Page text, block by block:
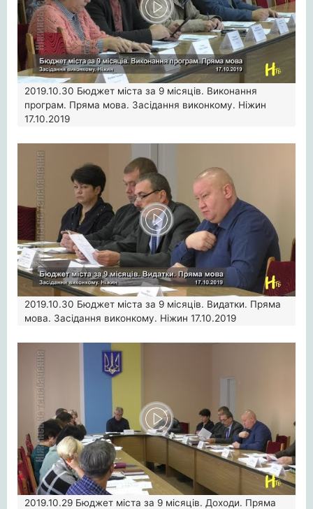
2019.10.30 Бюджет міста за 9 місяців. Виконання
програм. Пряма мова. Засідання виконкому. Ніжин
17.10.2019
2019.10.30 Бюджет міста за 9 місяців. Видатки. Пряма
мова. Засідання виконкому. Ніжин 17.10.2019
2019.10.29 Бюджет міста за 9 місяців. Доходи. Пряма